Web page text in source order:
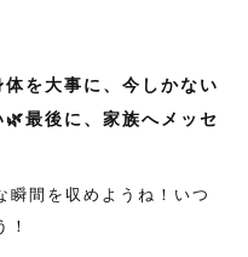
を大事に、今しかない
最後に、家族へメッセ
瞬間を収めようね！いつ
！